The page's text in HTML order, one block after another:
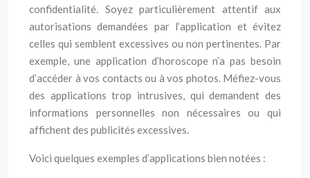
confidentialité. Soyez particulièrement attentif aux
autorisations demandées par l’application et évitez
celles qui semblent excessives ou non pertinentes. Par
exemple, une application d’horoscope n’a pas besoin
d’accéder à vos contacts ou à vos photos. Méfiez-vous
des applications trop intrusives, qui demandent des
informations personnelles non nécessaires ou qui
affichent des publicités excessives.
Voici quelques exemples d’applications bien notées :